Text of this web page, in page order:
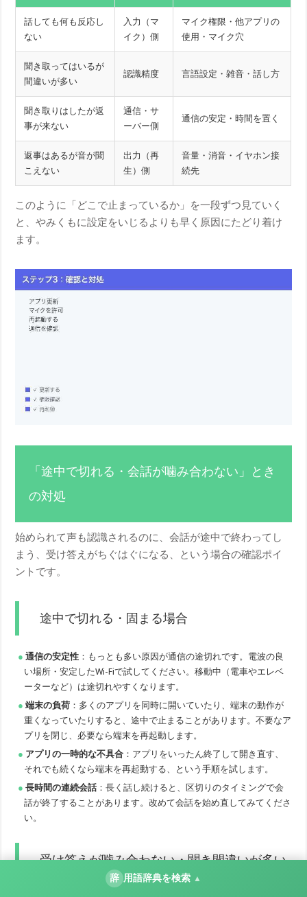
話しても何も反応し
ない
入力（マ
イク）側
マイク権限・他アプリの
使用・マイク穴
聞き取ってはいるが
間違いが多い
認識精度 言語設定・雑音・話し方
聞き取りはしたが返
事が来ない
通信・サ
ーバー側
通信の安定・時間を置く
返事はあるが音が聞
こえない
出力（再
生）側
音量・消音・イヤホン接
続先
このように「どこで止まっているか」を一段ずつ見ていく
と、やみくもに設定をいじるよりも早く原因にたどり着け
ます。
「途中で切れる・会話が噛み合わない」とき
の対処
始められて声も認識されるのに、会話が途中で終わってし
まう、受け答えがちぐはぐになる、という場合の確認ポイ
ントです。
途中で切れる・固まる場合
通信の安定性 ：もっとも多い原因が通信の途切れです。電波の良
い場所・安定したWi-Fiで試してください。移動中（電車やエレベ
ーターなど）は途切れやすくなります。
端末の負荷 ：多くのアプリを同時に開いていたり、端末の動作が
重くなっていたりすると、途中で止まることがあります。不要なア
プリを閉じ、必要なら端末を再起動します。
アプリの一時的な不具合 ：アプリをいったん終了して開き直す、
それでも続くなら端末を再起動する、という手順を試します。
長時間の連続会話 ：長く話し続けると、区切りのタイミングで会
話が終了することがあります。改めて会話を始め直してみてくださ
い。
受け答えが噛み合わない・聞き間違いが多い
辞 用語辞典を検索 ▲